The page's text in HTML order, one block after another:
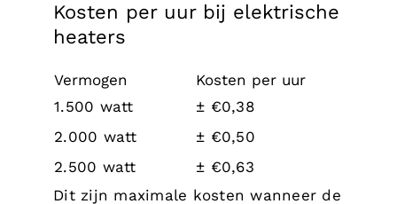
Kosten per uur bij elektrische
heaters
Vermogen
Kosten per uur
1.500 watt
± €0,38
2.000 watt
± €0,50
2.500 watt
± €0,63
Dit zijn maximale kosten wanneer de